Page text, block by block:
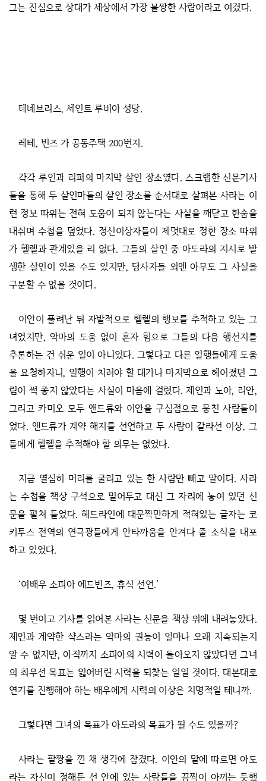
그는 진심으로 상대가 세상에서 가장 불쌍한 사람이라고 여겼다.
테네브리스, 세인트 루비아 성당.
레테, 빈즈 가 공동주택 200번지.
각각 루인과 리퍼의 마지막 살인 장소였다. 스크랩한 신문기사
들을 통해 두 살인마들의 살인 장소를 순서대로 살펴본 사라는 이
런 정보 따위는 전혀 도움이 되지 않는다는 사실을 깨닫고 한숨을
내쉬며 수첩을 덮었다. 정신이상자들이 제멋대로 정한 장소 따위
가 헬렐과 관계있을 리 없다. 그들의 살인 중 아도라의 지시로 발
생한 살인이 있을 수도 있지만, 당사자들 외엔 아무도 그 사실을
구분할 수 없을 것이다.
이안이 풀려난 뒤 자발적으로 헬렐의 행보를 추적하고 있는 그
녀였지만, 악마의 도움 없이 혼자 힘으로 그들의 다음 행선지를
추론하는 건 쉬운 일이 아니었다. 그렇다고 다른 일행들에게 도움
을 요청하자니, 일행이 치러야 할 대가나 마지막으로 헤어졌던 그
림이 썩 좋지 않았다는 사실이 마음에 걸렸다. 제인과 노아, 리안,
그리고 카미오 모두 앤드류와 이안을 구심점으로 뭉친 사람들이
었다. 앤드류가 계약 해지를 선언하고 두 사람이 갈라선 이상, 그
들에게 헬렐을 추적해야 할 의무는 없었다.
지금 열심히 머리를 굴리고 있는 한 사람만 빼고 말이다. 사라
는 수첩을 책상 구석으로 밀어두고 대신 그 자리에 놓여 있던 신
문을 펼쳐 들었다. 헤드라인에 대문짝만하게 적혀있는 글자는 코
키투스 전역의 연극광들에게 안타까움을 안겨다 줄 소식을 내포
하고 있었다.
‘여배우 소피아 에드빈즈, 휴식 선언.’
몇 번이고 기사를 읽어본 사라는 신문을 책상 위에 내려놓았다.
제인과 계약한 샥스라는 악마의 권능이 얼마나 오래 지속되는지
알 수 없지만, 아직까지 소피아의 시력이 돌아오지 않았다면 그녀
의 최우선 목표는 잃어버린 시력을 되찾는 일일 것이다. 대본대로
연기를 진행해야 하는 배우에게 시력의 이상은 치명적일 테니까.
그렇다면 그녀의 목표가 아도라의 목표가 될 수도 있을까?
사라는 팔짱을 낀 채 생각에 잠겼다. 이안의 말에 따르면 아도
라는 자신이 정해둔 선 안에 있는 사람들을 끔찍이 아끼는 듯했